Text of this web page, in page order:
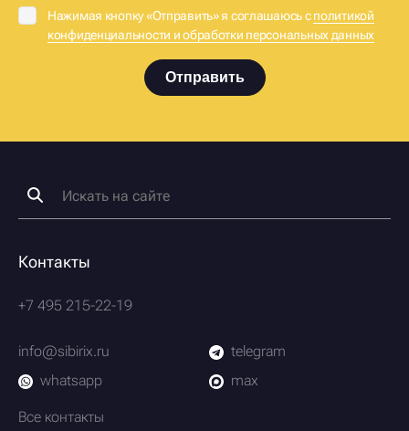
Нажимая кнопку «Отправить» я соглашаюсь сполитикой
конфиденциальности и обработки персональных данных
Отправить
Контакты
+7 495 215-22-19
info@sibirix.ru
telegram
whatsapp
max
Все контакты